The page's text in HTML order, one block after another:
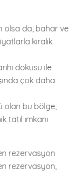
olsa da, bahar ve
kiralık
dokusu ile
çok daha
olan bu bölge,
tatil imkanı
rezervasyon
rezervasyon,